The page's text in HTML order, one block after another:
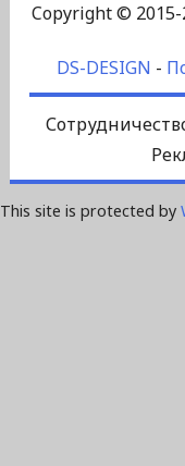
Copyright © 2015-
DS-DESIGN -
This site is protected by